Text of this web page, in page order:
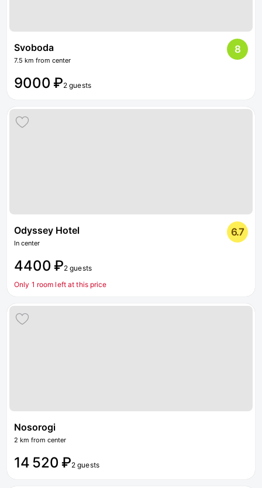
Svoboda
7.5 km from center
8
9000 ₽2 guests
Odyssey Hotel
In center
6.7
4400 ₽2 guests
Only 1 room left at this price
Nosorogi
2 km from center
14 520 ₽2 guests